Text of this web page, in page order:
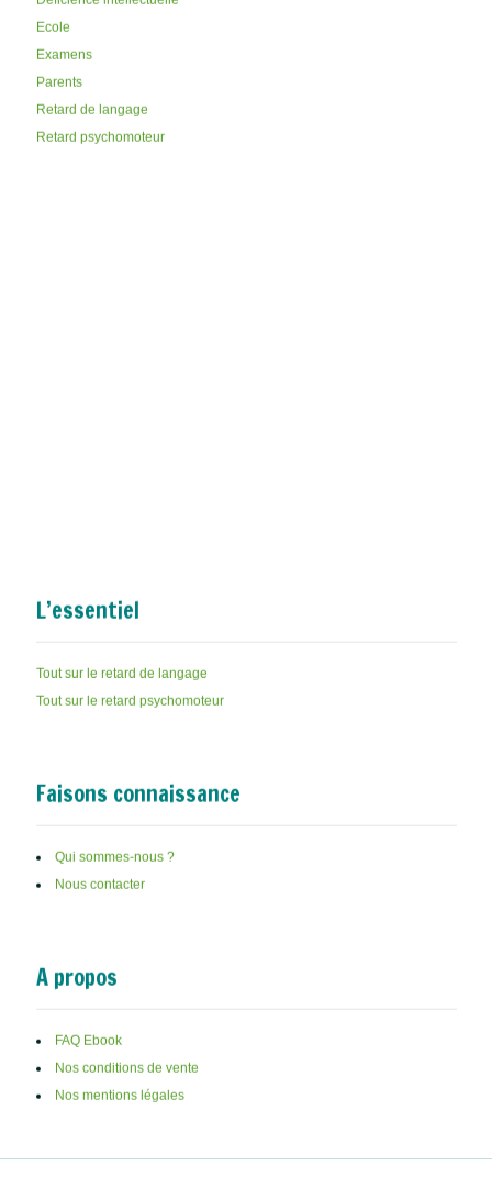
Déficience intellectuelle
Ecole
Examens
Parents
Retard de langage
Retard psychomoteur
L’essentiel
Tout sur le retard de langage
Tout sur le retard psychomoteur
Faisons connaissance
Qui sommes-nous ?
Nous contacter
A propos
FAQ Ebook
Nos conditions de vente
Nos mentions légales